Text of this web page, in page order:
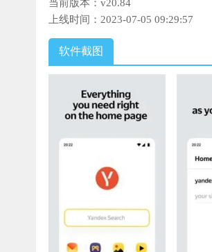
当前版本： v20.84
上线时间： 2023-07-05 09:29:57
软件截图